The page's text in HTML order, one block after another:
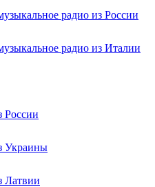
радио из России
радио из Италии
России
Украины
Латвии